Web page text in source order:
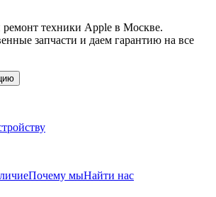
техники Apple в Москве.
запчасти и даем гарантию на все
Почему мыНайти нас